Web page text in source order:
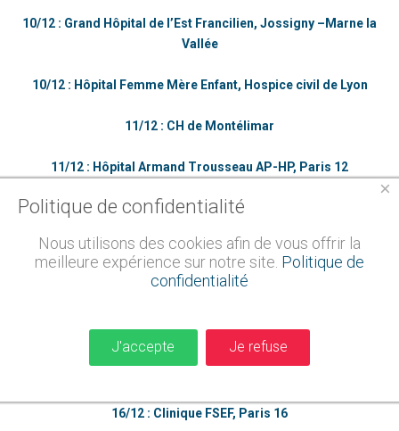
10/12 : Grand Hôpital de l’Est Francilien, Jossigny –Marne la
Vallée
10/12 : Hôpital Femme Mère Enfant, Hospice civil de Lyon
11/12 : CH de Montélimar
11/12 : Hôpital Armand Trousseau AP-HP, Paris 12
12/12 : Groupe Hospitalier Diaconesses, Paris 20
12/12 : Hôpital Nord Marseille
13/12 : Hôpital Saint Camille, Bry sur Marne
13/12 : Hôpital Prives de Provence
16/12 : Clinique FSEF, Paris 16
×
Politique de confidentialité
Nous utilisons des cookies afin de vous offrir la
meilleure expérience sur notre site. Politique de
confidentialité
J'accepte Je refuse